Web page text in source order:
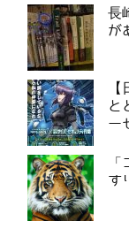
長
が
と
ー
す